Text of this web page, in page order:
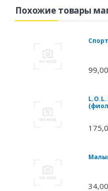
Похожие товары